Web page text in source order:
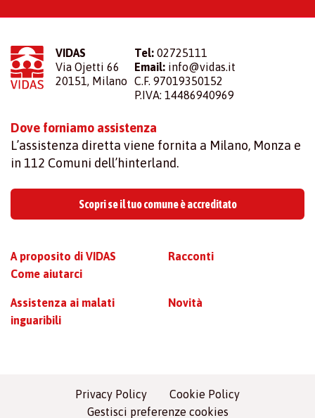
VIDAS
Via Ojetti 66
20151, Milano
Tel: 02725111
Email: info@vidas.it
C.F. 97019350152
P.IVA: 14486940969
Dove forniamo assistenza
L’assistenza diretta viene fornita a Milano, Monza e
in 112 Comuni dell’hinterland.
Scopri se il tuo comune è accreditato
A proposito di VIDAS
Come aiutarci
Assistenza ai malati
inguaribili
Racconti
Novità
Privacy Policy
Cookie Policy
Gestisci preferenze cookies